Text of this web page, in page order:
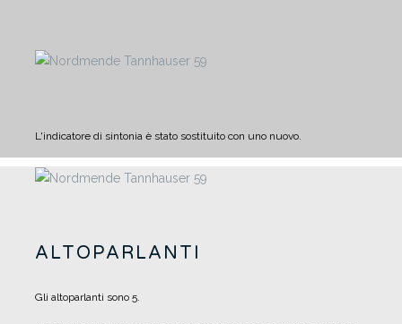
L'indicatore di sintonia è stato sostituito con uno nuovo.
ALTOPARLANTI
Gli altoparlanti sono 5.